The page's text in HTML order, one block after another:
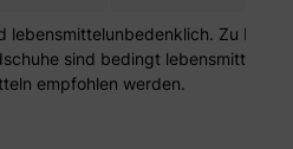
lebensmittelunbedenklich. Zu
sind bedingt
empfohlen werden.